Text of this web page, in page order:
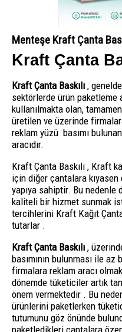
Menteşe Kraft Çanta
Kraft Çanta
Kraft Çanta Baskılı ,
sektörlerde ürün paketleme
kullanılmakta olan,
üretilen ve üzerinde
reklam yüzü basımı
aracıdır.
Kraft Çanta Baskılı , Kraft
için diğer çantalara
yapıya sahiptir. Bu nedenle
kaliteli bir hizmet sunmak
tercihlerini Kraft Kağıt
tutarlar .
Kraft Çanta Baskılı ,
basımının bulunması ile
firmalara reklam aracı
dönemde tüketiciler artık
önem vermektedir . Bu
ürünlerini paketlerken
tutumunu göz önünde
paketledikleri çantalara